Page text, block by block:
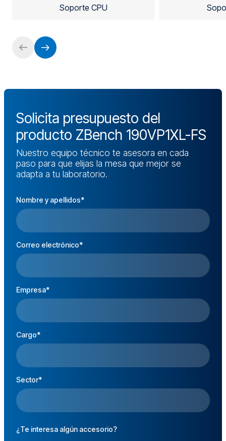
Soporte CPU
Solicita presupuesto del
producto ZBench 190VP1XL-FS
Nuestro equipo técnico te asesora en cada
paso para que elijas la mesa que mejor se
adapta a tu laboratorio.
Nombre y apellidos*
Correo electrónico*
Empresa*
Cargo*
Sector*
¿Te interesa algún accesorio?